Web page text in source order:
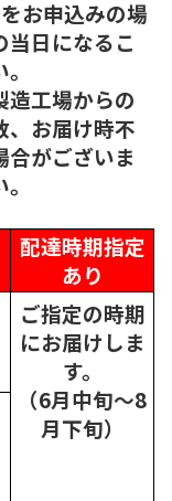
お申込みの場
日になるこ
工場からの
、お届け時不
がございま
配達時期指定
あり
ご指定の時期
にお届けしま
す。
（6月中旬～8
月下旬）